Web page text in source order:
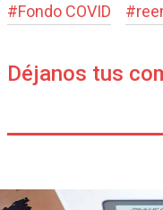
#Fondo COVID #
Déjanos tus